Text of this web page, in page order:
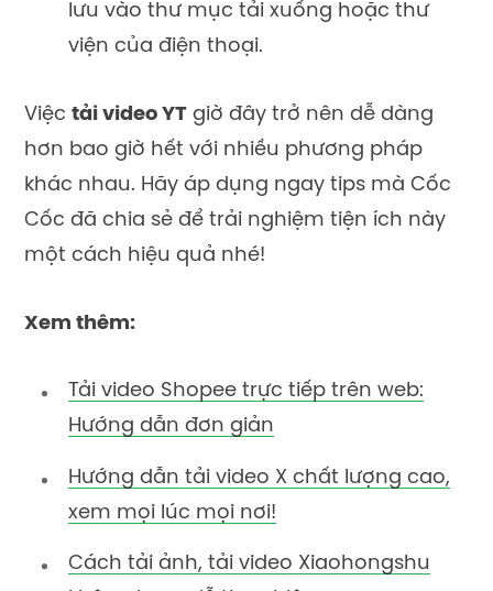
lưu vào thư mục tải xuống hoặc thư
viện của điện thoại.
Việc tải video YT giờ đây trở nên dễ dàng
hơn bao giờ hết với nhiều phương pháp
khác nhau. Hãy áp dụng ngay tips mà Cốc
Cốc đã chia sẻ để trải nghiệm tiện ích này
một cách hiệu quả nhé!
Xem thêm:
Tải video Shopee trực tiếp trên web:
Hướng dẫn đơn giản
Hướng dẫn tải video X chất lượng cao,
xem mọi lúc mọi nơi!
Cách tải ảnh, tải video Xiaohongshu